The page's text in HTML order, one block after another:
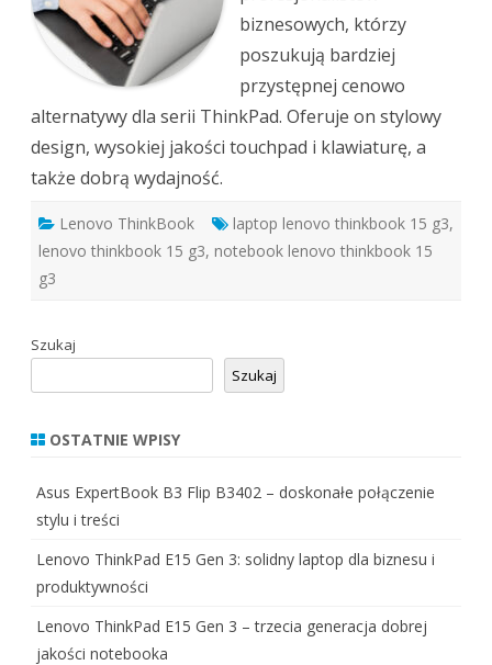
biznesowych, którzy
poszukują bardziej
przystępnej cenowo
alternatywy dla serii ThinkPad. Oferuje on stylowy
design, wysokiej jakości touchpad i klawiaturę, a
także dobrą wydajność.
Lenovo ThinkBook laptop lenovo thinkbook 15 g3,
lenovo thinkbook 15 g3, notebook lenovo thinkbook 15
g3
Szukaj
Szukaj
OSTATNIE WPISY
Asus ExpertBook B3 Flip B3402 – doskonałe połączenie
stylu i treści
Lenovo ThinkPad E15 Gen 3: solidny laptop dla biznesu i
produktywności
Lenovo ThinkPad E15 Gen 3 – trzecia generacja dobrej
jakości notebooka